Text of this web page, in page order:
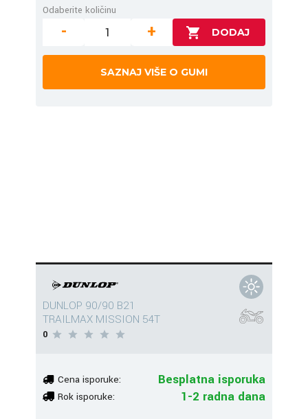
Odaberite količinu
- +
SAZNAJ VIŠE O GUMI
DUNLOP 90/90 B21
TRAILMAX MISSION 54T
0
Cena isporuke: Besplatna isporuka
Rok isporuke: 1-2 radna dana